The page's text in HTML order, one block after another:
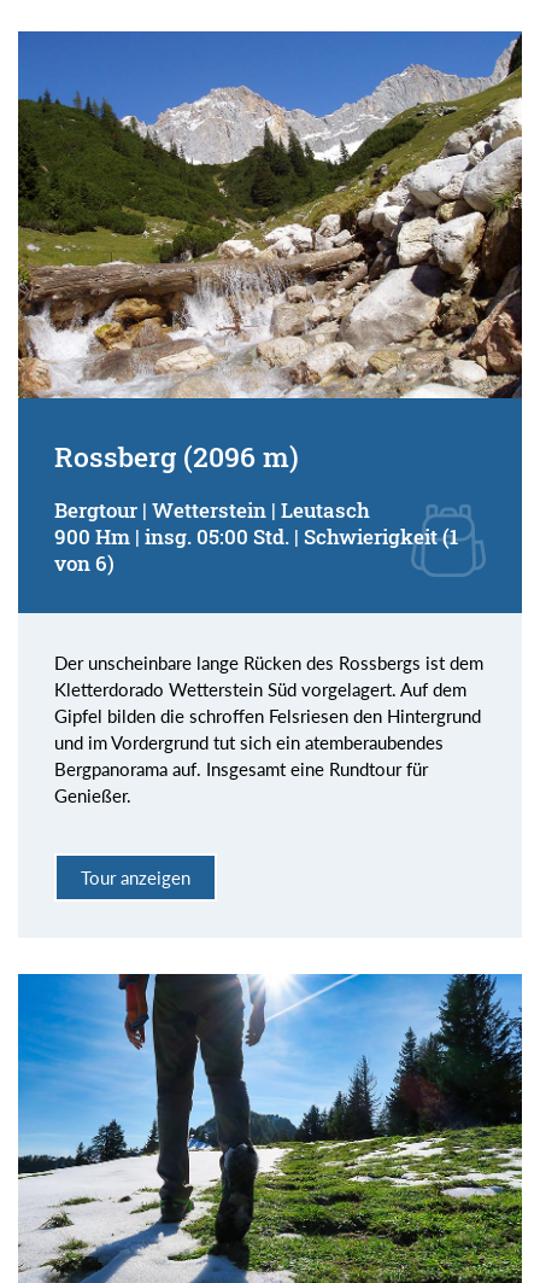
Rossberg (2096 m)
Bergtour | Wetterstein | Leutasch
900 Hm | insg. 05:00 Std. | Schwierigkeit (1
von 6)
Der unscheinbare lange Rücken des Rossbergs ist dem
Kletterdorado Wetterstein Süd vorgelagert. Auf dem
Gipfel bilden die schroffen Felsriesen den Hintergrund
und im Vordergrund tut sich ein atemberaubendes
Bergpanorama auf. Insgesamt eine Rundtour für
Genießer.
Tour anzeigen